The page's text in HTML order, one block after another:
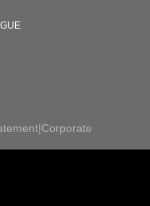
|Corporate